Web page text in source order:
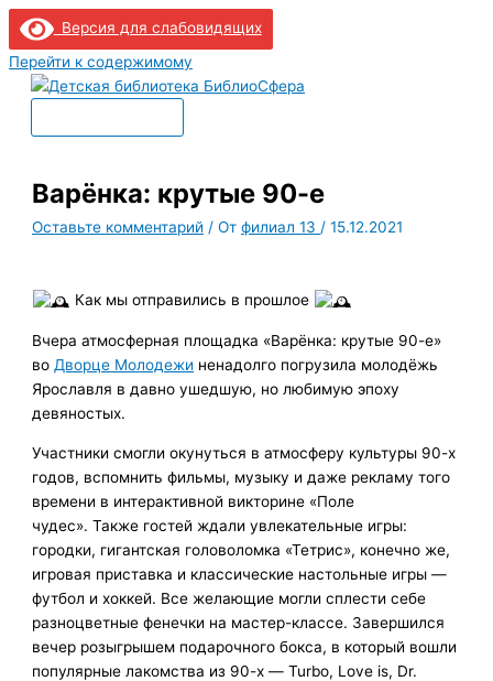
Версия для слабовидящих
Перейти к содержимому
Варёнка: крутые 90-е
Оставьте комментарий / Отфилиал 13 /15.12.2021
Как мы отправились в прошлое
Вчера атмосферная площадка «Варёнка: крутые 90-е»
воДворце Молодежи ненадолго погрузила молодёжь
Ярославля в давно ушедшую, но любимую эпоху
девяностых.
Участники смогли окунуться в атмосферу культуры 90-х
годов, вспомнить фильмы, музыку и даже рекламу того
времени в интерактивной викторине «Поле
чудес». Также гостей ждали увлекательные игры:
городки, гигантская головоломка «Тетрис», конечно же,
игровая приставка и классические настольные игры —
футбол и хоккей. Все желающие могли сплести себе
разноцветные фенечки на мастер-классе. Завершился
вечер розыгрышем подарочного бокса, в который вошли
популярные лакомства из 90-х — Turbo, Love is, Dr.